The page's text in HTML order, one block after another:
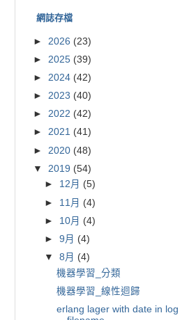
網誌存檔
► 2026 (23)
► 2025 (39)
► 2024 (42)
► 2023 (40)
► 2022 (42)
► 2021 (41)
► 2020 (48)
▼ 2019 (54)
► 12月 (5)
► 11月 (4)
► 10月 (4)
►9月 (4)
▼8月 (4)
機器學習_分類
機器學習_線性迴歸
erlang lager with date in log